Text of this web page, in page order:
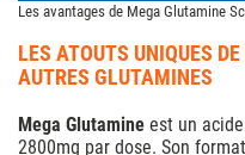
Les avantages de Mega Glutamine
LES ATOUTS UNIQUES
AUTRES GLUTAMINES
Mega Glutamine est un
2800mg par dose. Son